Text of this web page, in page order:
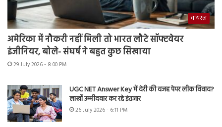
वायरल
अमेरिका में नौकरी नहीं मिली तो भारत लौटे सॉफ्टवेयर
इंजीनियर, बोले- संघर्ष ने बहुत कुछ सिखाया
29 July 2026 - 8:00 PM
UGC NET Answer Key में देरी की वजह पेपर लीक विवाद?
लाखों उम्मीदवार कर रहे इंतजार
26 July 2026 - 6:11 PM